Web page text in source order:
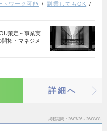
トワーク可能
副業してもOK
策定～事業実
拓・マネジメ
詳細へ
掲載期間 26/07/26～26/08/08